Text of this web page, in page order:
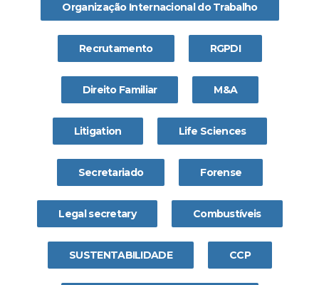
Organização Internacional do Trabalho
Recrutamento RGPDI
Direito Familiar M&A
Litigation Life Sciences
Secretariado Forense
Legal secretary Combustíveis
SUSTENTABILIDADE CCP